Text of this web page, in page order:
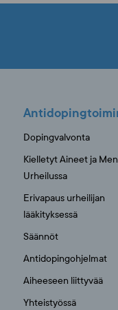
Dopingvalvonta
Kielletyt Aineet ja
Urheilussa
Erivapaus urheilijan
lääkityksessä
Säännöt
Antidopingohjelmat
Aiheeseen liittyvää
Yhteistyössä